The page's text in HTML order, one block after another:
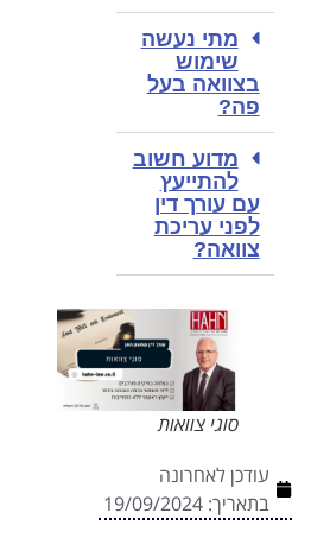
מתי נעשה
שימוש
בצוואה בעל
פה?
מדוע חשוב
להתייעץ
עם עורך דין
לפני עריכת
צוואה?
סוגי צוואות
עודכן לאחרונה
בתאריך: 19/09/2024